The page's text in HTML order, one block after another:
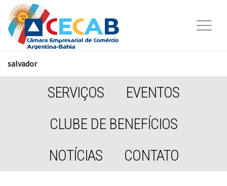
salvador
SERVIÇOS
EVENTOS
CLUBE DE BENEFÍCIOS
NOTÍCIAS
CONTATO